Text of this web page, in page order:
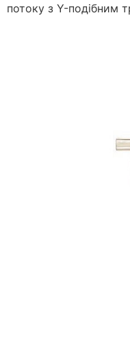
потоку з Y-подібним